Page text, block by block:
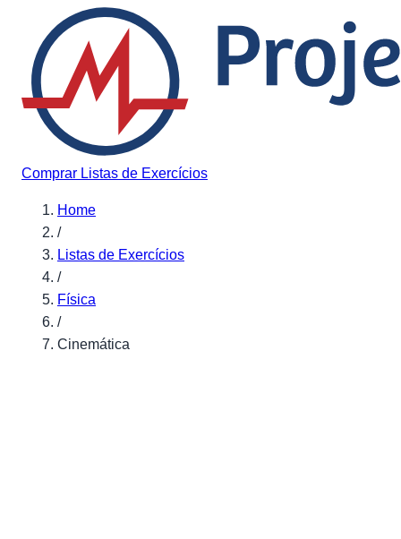
Pular para o conteúdo
Comprar Listas de Exercícios
Home
/
Listas de Exercícios
/
Física
/
Cinemática